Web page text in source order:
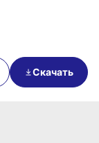
Скачать